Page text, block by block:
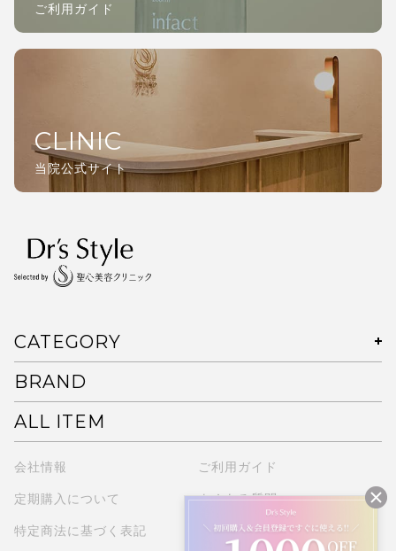
ご利用ガイド
CLINIC
当院公式サイト
CATEGORY
BRAND
ALL ITEM
会社情報 ご利用ガイド
定期購入について よくある質問
特定商法に基づく表記 プライバシーポリシー